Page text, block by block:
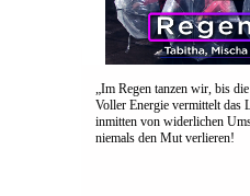
„Im Regen tanzen wir, bis
Voller Energie vermittelt das
inmitten von widerlichen
niemals den Mut verlieren!